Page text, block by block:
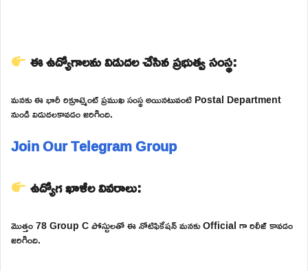
ఈ ఉద్యోగాలను విడుదల చేసిన ప్రభుత్వ సంస్థ:
మనకు ఈ భారీ రిక్రూట్మెంట్ ప్రముఖ సంస్థ అయినటువంటి Postal Department
నుండి విడుదలకావడం జరిగింది.
Join Our Telegram Group
ఉద్యోగ ఖాళీల వివరాలు:
మొత్తం 78 Group C పోస్టులతో ఈ నోటిఫికేషన్ మనకు Official గా రిలీజ్ కావడం
జరిగింది.